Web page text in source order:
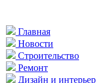
Главная
Новости
Строительство
Ремонт
Дизайн и интерьер